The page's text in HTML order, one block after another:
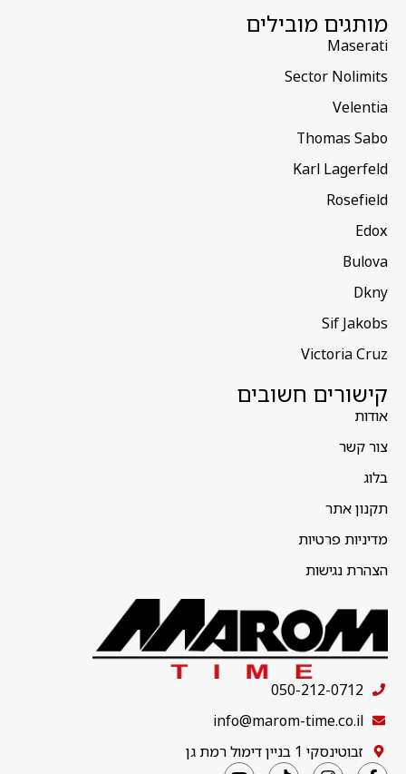
מותגים מובילים
Maserati
Sector Nolimits
Velentia
Thomas Sabo
Karl Lagerfeld
Rosefield
Edox
Bulova
Dkny
Sif Jakobs
Victoria Cruz
קישורים חשובים
אודות
צור קשר
בלוג
תקנון אתר
מדיניות פרטיות
הצהרת נגישות
050-212-0712
info@marom-time.co.il
זבוטינסקי 1 בניין דימול רמת גן